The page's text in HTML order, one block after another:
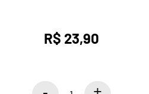
R$ 23,90